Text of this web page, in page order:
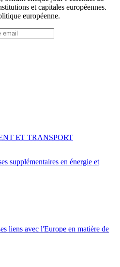
et capitales européennes.
européenne.
supplémentaires en énergie et
ET TRANSPORT
liens avec l'Europe en matière de